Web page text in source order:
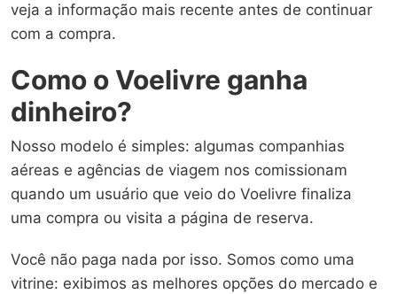
veja a informação mais recente antes de continuar
com a compra.
Como o Voelivre ganha
dinheiro?
Nosso modelo é simples: algumas companhias
aéreas e agências de viagem nos comissionam
quando um usuário que veio do Voelivre finaliza
uma compra ou visita a página de reserva.
Você não paga nada por isso. Somos como uma
vitrine: exibimos as melhores opções do mercado e